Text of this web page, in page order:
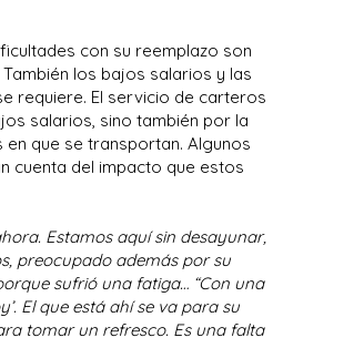
con su reemplazo son
los bajos salarios y las
requiere. El servicio de carteros
salarios, sino también por la
que se transportan. Algunos
cuenta del impacto que estos
Estamos aquí sin desayunar,
preocupado además por su
sufrió una fatiga… “Con una
El que está ahí se va para su
tomar un refresco. Es una falta